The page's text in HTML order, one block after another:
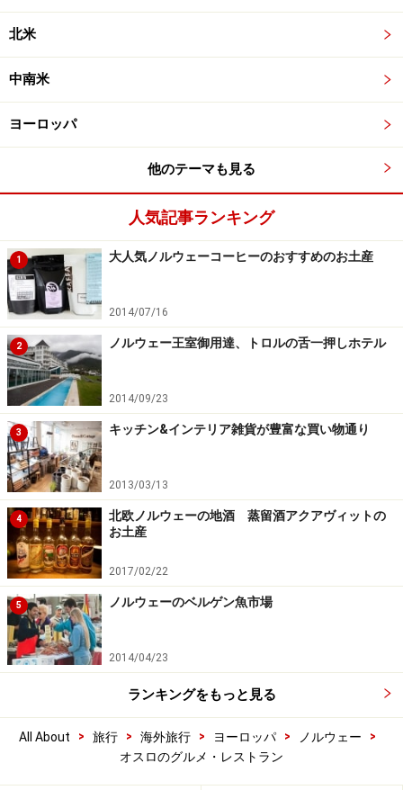
北米
中南米
ヨーロッパ
他のテーマも見る
人気記事ランキング
1 大人気ノルウェーコーヒーのおすすめのお土産
2014/07/16
2 ノルウェー王室御用達、トロルの舌一押しホテル
2014/09/23
3 キッチン&インテリア雑貨が豊富な買い物通り
2013/03/13
4
北欧ノルウェーの地酒 蒸留酒アクアヴィットの
お土産
2017/02/22
5 ノルウェーのベルゲン魚市場
2014/04/23
ランキングをもっと見る
All About > 旅行 > 海外旅行 > ヨーロッパ > ノルウェー
>
オスロのグルメ・レストラン